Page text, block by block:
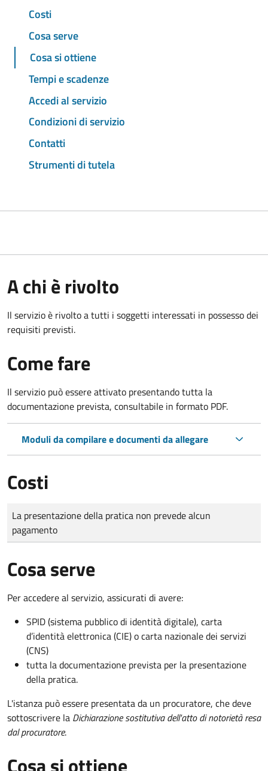
Costi
Cosa serve
Cosa si ottiene
Tempi e scadenze
Accedi al servizio
Condizioni di servizio
Contatti
Strumenti di tutela
A chi è rivolto
Il servizio è rivolto a tutti i soggetti interessati in possesso dei
requisiti previsti.
Come fare
Il servizio può essere attivato presentando tutta la
documentazione prevista, consultabile in formato PDF.
Moduli da compilare e documenti da allegare
Costi
Tipo di pagamento
Importo
La presentazione della pratica non prevede alcun
pagamento
Cosa serve
Per accedere al servizio, assicurati di avere:
SPID (sistema pubblico di identità digitale), carta
d’identità elettronica (CIE) o carta nazionale dei servizi
(CNS)
tutta la documentazione prevista per la presentazione
della pratica.
L'istanza può essere presentata da un procuratore, che deve
sottoscrivere la Dichiarazione sostitutiva dell'atto di notorietà resa
dal procuratore.